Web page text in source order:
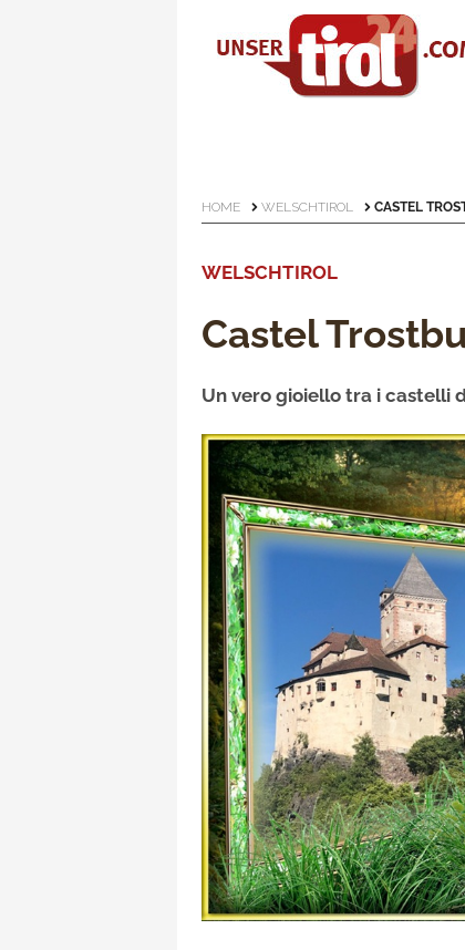
HOME WELSCHTIROL CASTEL
WELSCHTIROL
Castel
Un vero gioiello tra i castelli